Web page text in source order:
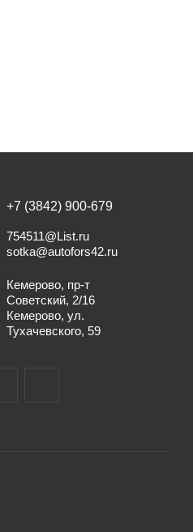
+7 (3842) 900-679
754511@List.ru
sotka@autofors42.ru
Кемерово, пр-т
Советский, 2/16
Кемерово, ул.
Тухачевского, 59